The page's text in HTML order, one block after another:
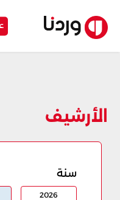
الأرشيف
سنة
2026